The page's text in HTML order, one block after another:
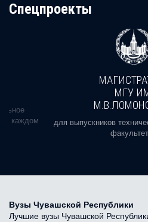
Cпецпроекты
в каждом
МГУ
для выпускников
Вузы Чувашской Республики
Лучшие вузы Чувашской